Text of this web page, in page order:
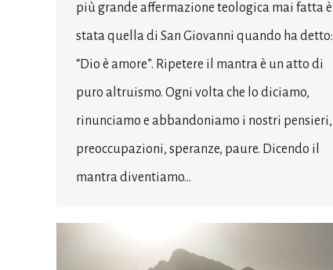
più grande affermazione teologica mai fatta è
stata quella di San Giovanni quando ha detto:
“Dio è amore”. Ripetere il mantra è un atto di
puro altruismo. Ogni volta che lo diciamo,
rinunciamo e abbandoniamo i nostri pensieri,
preoccupazioni, speranze, paure. Dicendo il
mantra diventiamo…